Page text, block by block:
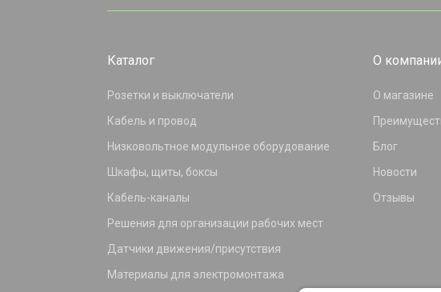
Каталог
Розетки и выключатели
Кабель и провод
Низковольтное модульное оборудование
Шкафы, щиты, боксы
Кабель-каналы
Решения для организации рабочих мест
Датчики движения/присутствия
Материалы для электромонтажа
О
О магазине
Блог
Новости
Отзывы